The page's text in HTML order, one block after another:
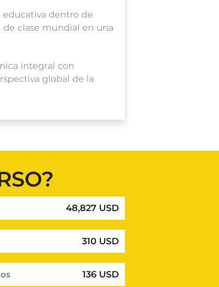
educativa dentro de
de clase mundial en una
integral con
global de la
48,827 USD
310 USD
136 USD